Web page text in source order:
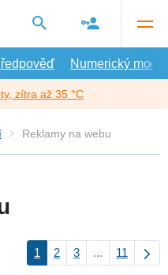
Numerický model
zítra až 35 °C
Reklamy na webu
1 2 3 ... 11